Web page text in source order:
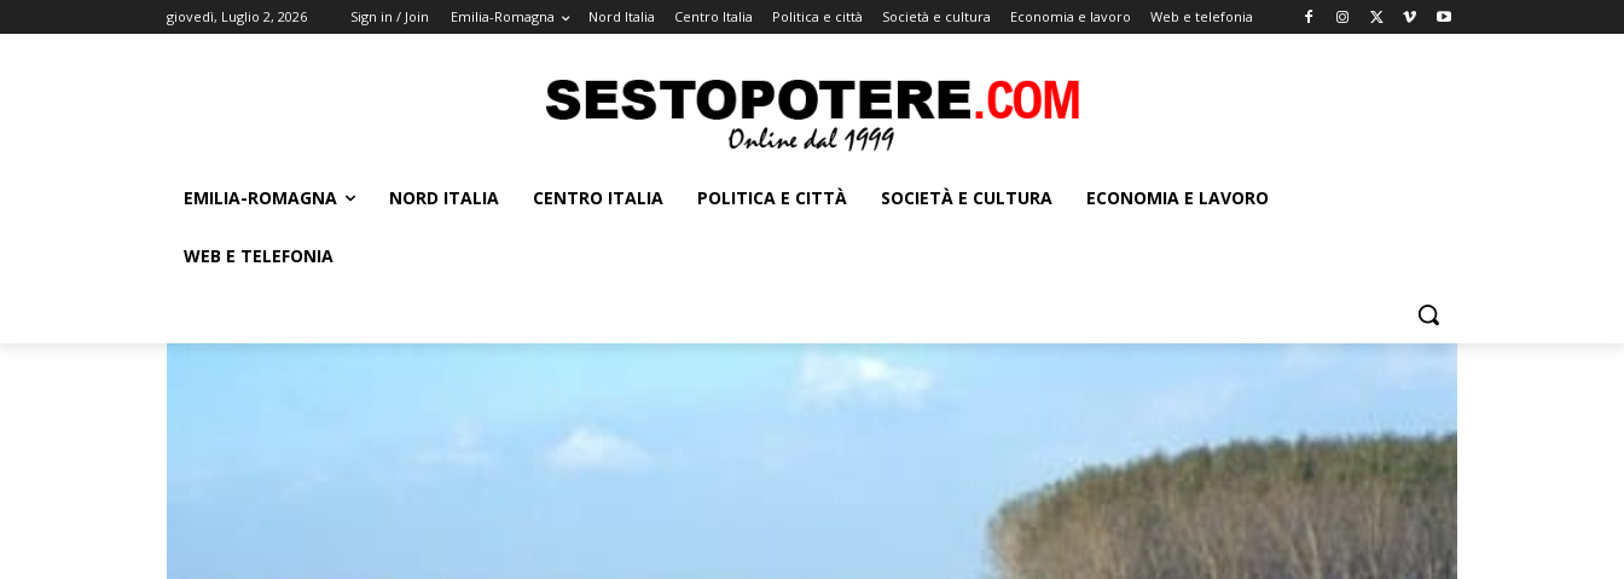
giovedì, Luglio 2, 2026 Sign in / Join Emilia-Romagna Nord Italia Centro Italia Politica e città Società e cultura Economia e lavoro Web e telefonia
EMILIA-ROMAGNA NORD ITALIA CENTRO ITALIA POLITICA E CITTÀ SOCIETÀ E CULTURA ECONOMIA E LAVORO
WEB E TELEFONIA